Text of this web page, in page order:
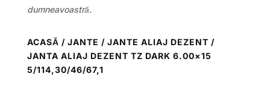
dumneavoastră.
ACASĂ / JANTE / JANTE ALIAJ DEZENT /
JANTA ALIAJ DEZENT TZ DARK 6.00×15
5/114,30/46/67,1